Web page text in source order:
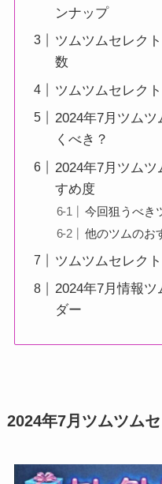
ンナップ
ツムツムセレク
数
ツムツムセレク
2024年7月ツムツ
くべき？
2024年7月ツム
すめ度
今回狙うべき
他のツムのお
ツムツムセレク
2024年7月情報
ダー
2024年7月ツムツム